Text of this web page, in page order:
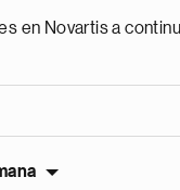
en Novartis a